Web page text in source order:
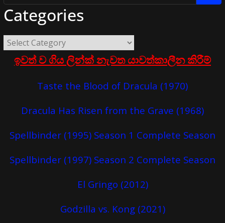
Categories
ඉවත් ව ගිය ලින්ක් නැවත යාවත්කාලීන කිරීම්
Taste the Blood of Dracula (1970)
Dracula Has Risen from the Grave (1968)
Spellbinder (1995) Season 1 Complete Season
Spellbinder (1997) Season 2 Complete Season
El Gringo (2012)
Godzilla vs. Kong (2021)